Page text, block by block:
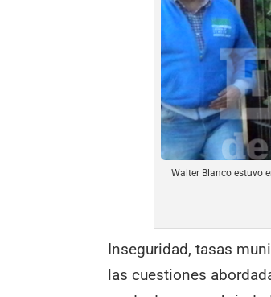
Walter Blanco estuvo
Inseguridad, tasas
las cuestiones